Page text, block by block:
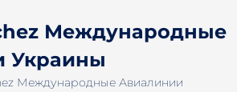
Международные
Украины
Международные Авиалинии